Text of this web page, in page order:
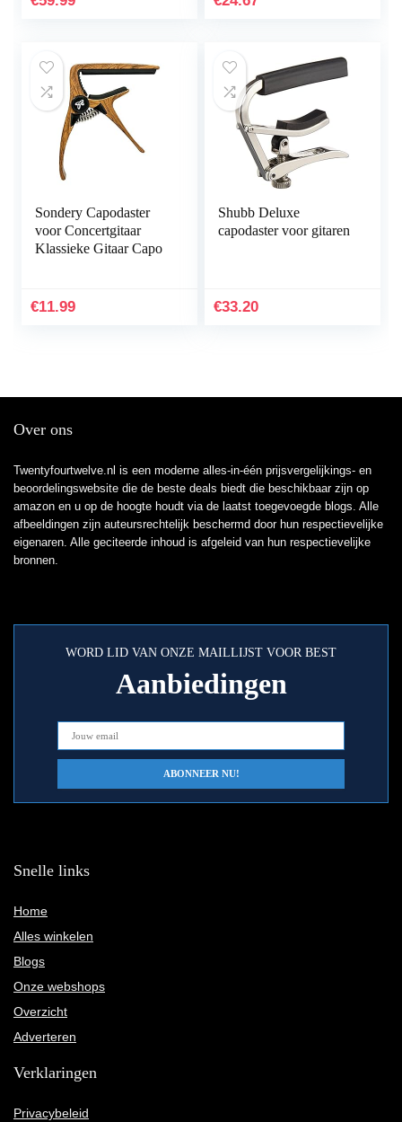
Sondery Capodaster
voor Concertgitaar
Klassieke Gitaar Capo
€11.99
Shubb Deluxe
capodaster voor gitaren
€33.20
Over ons
Twentyfourtwelve.nl is een moderne alles-in-één prijsvergelijkings- en
beoordelingswebsite die de beste deals biedt die beschikbaar zijn op
amazon en u op de hoogte houdt via de laatst toegevoegde blogs. Alle
afbeeldingen zijn auteursrechtelijk beschermd door hun respectievelijke
eigenaren. Alle geciteerde inhoud is afgeleid van hun respectievelijke
bronnen.
WORD LID VAN ONZE MAILLIJST VOOR BEST
Aanbiedingen
Snelle links
Home
Alles winkelen
Blogs
Onze webshops
Overzicht
Adverteren
Verklaringen
Privacybeleid